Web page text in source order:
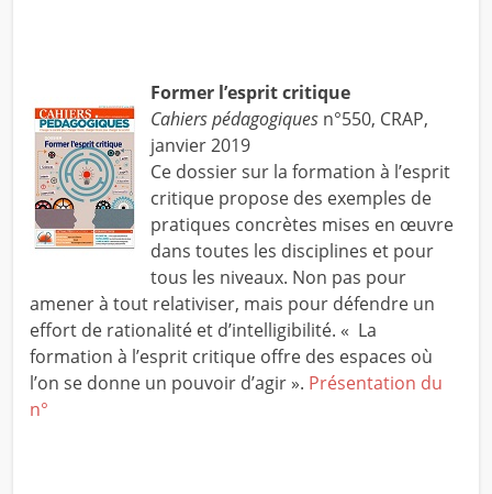
Former l’esprit critique
Cahiers pédagogiquesn°550, CRAP,
janvier 2019
Ce dossier sur la formation à l’esprit
critique propose des exemples de
pratiques concrètes mises en œuvre
dans toutes les disciplines et pour
tous les niveaux. Non pas pour
amener à tout relativiser, mais pour défendre un
effort de rationalité et d’intelligibilité. « La
formation à l’esprit critique offre des espaces où
l’on se donne un pouvoir d’agir ». Présentation du
n°